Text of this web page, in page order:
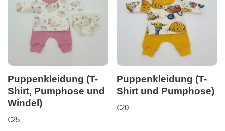
Puppenkleidung (T-
Shirt, Pumphose und
Windel)
€25
Puppenkleidung (T-
Shirt und Pumphose)
€20